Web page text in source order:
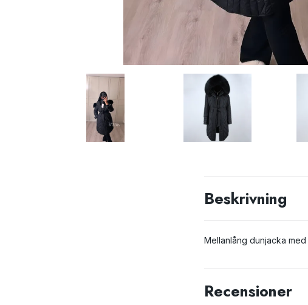
Beskrivning
Mellanlång dunjacka
Recensioner